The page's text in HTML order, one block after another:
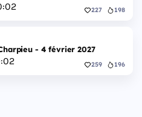
:01 227 198
- 4 février 2027
:01 259 196